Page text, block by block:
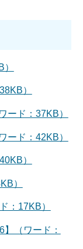
）
ード：37KB）
ード：42KB）
）
）
：17KB）
】（ワード：